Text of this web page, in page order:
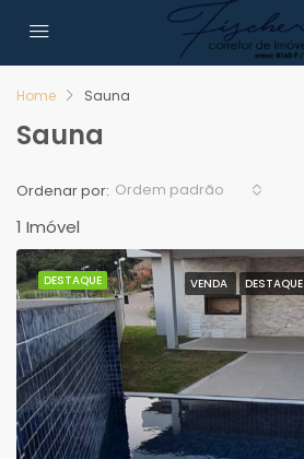
Home Sauna
Sauna
1 Imóvel
Ordenar por: Ordem padrão
DESTAQUE VENDA DESTAQUE